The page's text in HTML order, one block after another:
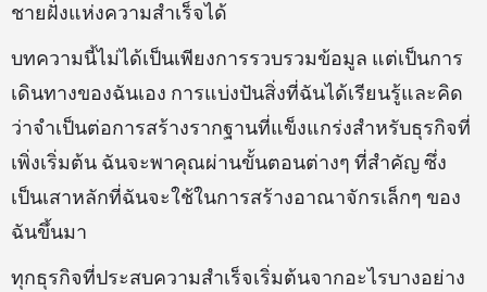
ชายฝั่งแห่งความสำเร็จได้
บทความนี้ไม่ได้เป็นเพียงการรวบรวมข้อมูล แต่เป็นการ
เดินทางของฉันเอง การแบ่งปันสิ่งที่ฉันได้เรียนรู้และคิด
ว่าจำเป็นต่อการสร้างรากฐานที่แข็งแกร่งสำหรับธุรกิจที่
เพิ่งเริ่มต้น ฉันจะพาคุณผ่านขั้นตอนต่างๆ ที่สำคัญ ซึ่ง
เป็นเสาหลักที่ฉันจะใช้ในการสร้างอาณาจักรเล็กๆ ของ
ฉันขึ้นมา
ทุกธุรกิจที่ประสบความสำเร็จเริ่มต้นจากอะไรบางอย่าง